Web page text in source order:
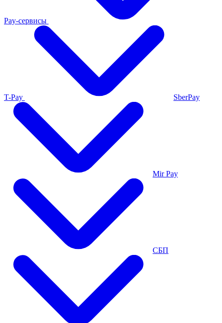
Pay-сервисы
T-Pay SberPay
Mir Pay
СБП